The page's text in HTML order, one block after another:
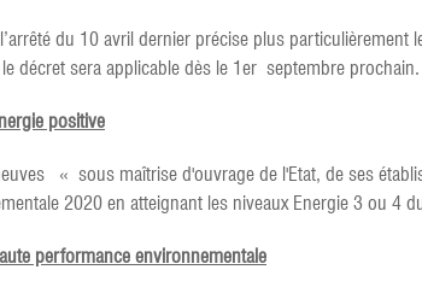
du 10 avril dernier précise plus
décret sera applicable dès le 1er septembre prochain.
positive
« sous maîtrise d'ouvrage de l'Etat, de ses
2020 en atteignant les niveaux Energie 3 ou 4
performance environnementale